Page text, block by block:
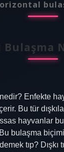
Bulaşma
Enfekte
Bu tür
hayvanlar
bulaşma
tıp? Dışkı